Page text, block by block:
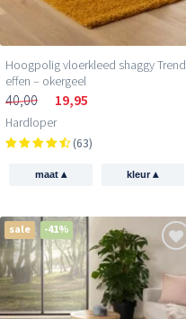
Hoogpolig vloerkleed shaggy Trend
effen – okergeel
40,00 19,95
Hardloper
(63)
maat ▴ kleur▴
sale -41%